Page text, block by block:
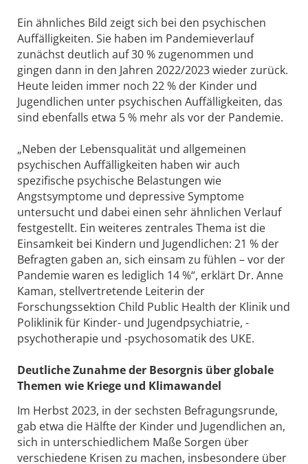
Ein ähnliches Bild zeigt sich bei den psychischen
Auffälligkeiten. Sie haben im Pandemieverlauf
zunächst deutlich auf 30 % zugenommen und
gingen dann in den Jahren 2022/2023 wieder zurück.
Heute leiden immer noch 22 % der Kinder und
Jugendlichen unter psychischen Auffälligkeiten, das
sind ebenfalls etwa 5 % mehr als vor der Pandemie.
„Neben der Lebensqualität und allgemeinen
psychischen Auffälligkeiten haben wir auch
spezifische psychische Belastungen wie
Angstsymptome und depressive Symptome
untersucht und dabei einen sehr ähnlichen Verlauf
festgestellt. Ein weiteres zentrales Thema ist die
Einsamkeit bei Kindern und Jugendlichen: 21 % der
Befragten gaben an, sich einsam zu fühlen – vor der
Pandemie waren es lediglich 14 %“, erklärt Dr. Anne
Kaman, stellvertretende Leiterin der
Forschungssektion Child Public Health der Klinik und
Poliklinik für Kinder- und Jugendpsychiatrie, -
psychotherapie und -psychosomatik des UKE.
Deutliche Zunahme der Besorgnis über globale
Themen wie Kriege und Klimawandel
Im Herbst 2023, in der sechsten Befragungsrunde,
gab etwa die Hälfte der Kinder und Jugendlichen an,
sich in unterschiedlichem Maße Sorgen über
verschiedene Krisen zu machen, insbesondere über